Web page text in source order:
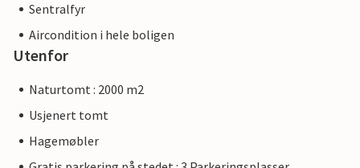
Sentralfyr
Aircondition i hele boligen
Utenfor
Naturtomt : 2000 m2
Usjenert tomt
Hagemøbler